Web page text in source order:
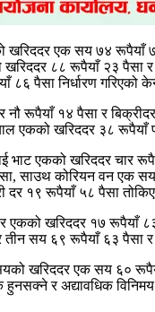
खरिददर एक सय ७४ रूपैयाँ
८८ रूपैयाँ २३ पैसा
८६ पैसा निर्धारण गरिएको
नौ रूपैयाँ १४ पैसा र
एकको खरिददर ३८
भाट एकको खरिददर चार
साउथ कोरियन वन एक
दर १९ रूपैयाँ ५८ पैसा
खरिददर १७ रूपैयाँ ८३
तीन सय ६९ रूपैयाँ ६३ पैसा
खरिददर एक सय ६०
र अद्यावधिक